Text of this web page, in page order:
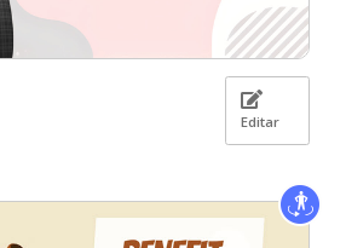
Editar